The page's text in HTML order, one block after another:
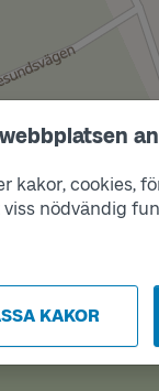
kakor, cookies,
nödvändig
KAKOR